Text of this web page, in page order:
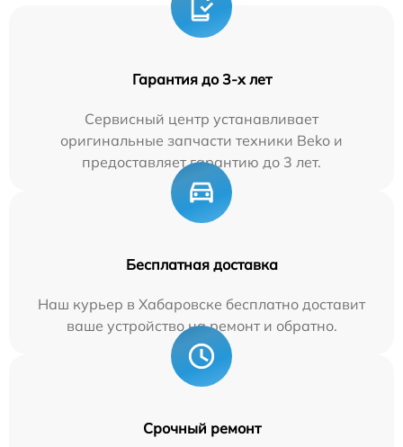
Гарантия до 3-х лет
Сервисный центр устанавливает
оригинальные запчасти техники Beko и
предоставляет гарантию до 3 лет.
Бесплатная доставка
Наш курьер в Хабаровске бесплатно доставит
ваше устройство на ремонт и обратно.
Срочный ремонт